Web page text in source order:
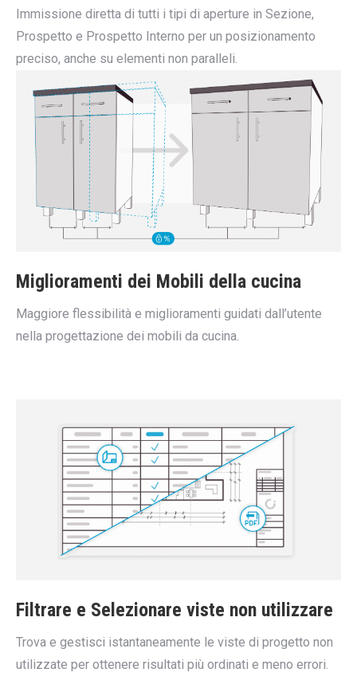
Immissione diretta di tutti i tipi di aperture in Sezione,
Prospetto e Prospetto Interno per un posizionamento
preciso, anche su elementi non paralleli.
Miglioramenti dei Mobili della cucina
Maggiore flessibilità e miglioramenti guidati dall’utente
nella progettazione dei mobili da cucina.
Filtrare e Selezionare viste non utilizzare
Trova e gestisci istantaneamente le viste di progetto non
utilizzate per ottenere risultati più ordinati e meno errori.